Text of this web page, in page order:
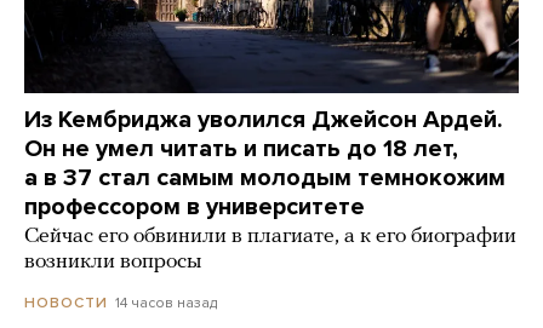
Из Кембриджа уволился Джейсон Ардей.
Он не умел читать и писать до 18 лет,
а в 37 стал самым молодым темнокожим
профессором в университете
Сейчас его обвинили в плагиате, а к его биографии
возникли вопросы
НОВОСТИ 14 часов назад